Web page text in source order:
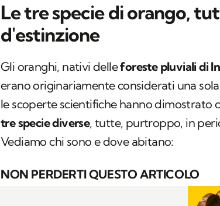
Le tre specie di orango,
d'estinzione
Gli oranghi, nativi delleforeste pluviali di
erano originariamente considerati una
le scoperte scientifiche hanno dimostrato
tre specie diverse, tutte, purtroppo, in
Vediamo chi sono e dove abitano:
NON PERDERTI QUESTO ARTICOLO